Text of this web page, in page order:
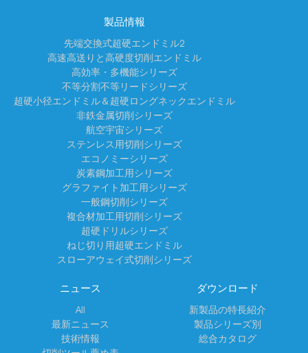
製品情報
先端交換式超硬エンドミル2
高速高送りと高硬度切削エンドミル
高効率・多機能シリーズ
不等分割不等リードシリーズ
超硬小径エンドミル＆超硬ロングネックエンドミル
非鉄金属切削シリーズ
航空宇宙シリーズ
ステンレス⽤切削シリーズ
エコノミーシリーズ
炭素鋼加工用シリーズ
グラファイト加工用シリーズ
一般鋼切削シリーズ
複合材加工用切削シリーズ
超硬ドリルシリーズ
ねじ切り用超硬エンドミル
スローアウェイ式切削シリーズ
ニュース
All
最新ニュース
技術情報
ダウンロード
新製品の特長紹介
製品シリーズ別
総合カタログ